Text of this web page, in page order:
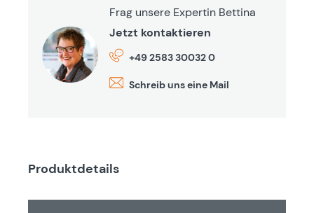
Frag unsere Expertin Bettina
Jetzt kontaktieren
+49 2583 30032 0
Schreib uns eine Mail
Produktdetails